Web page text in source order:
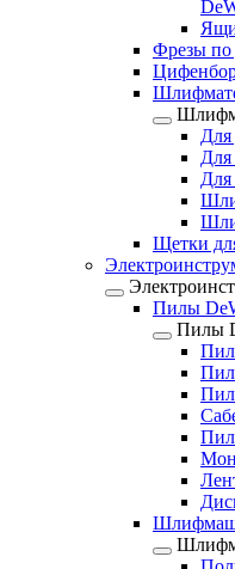
Фрезы по
Щетки
Пилы
Пилы